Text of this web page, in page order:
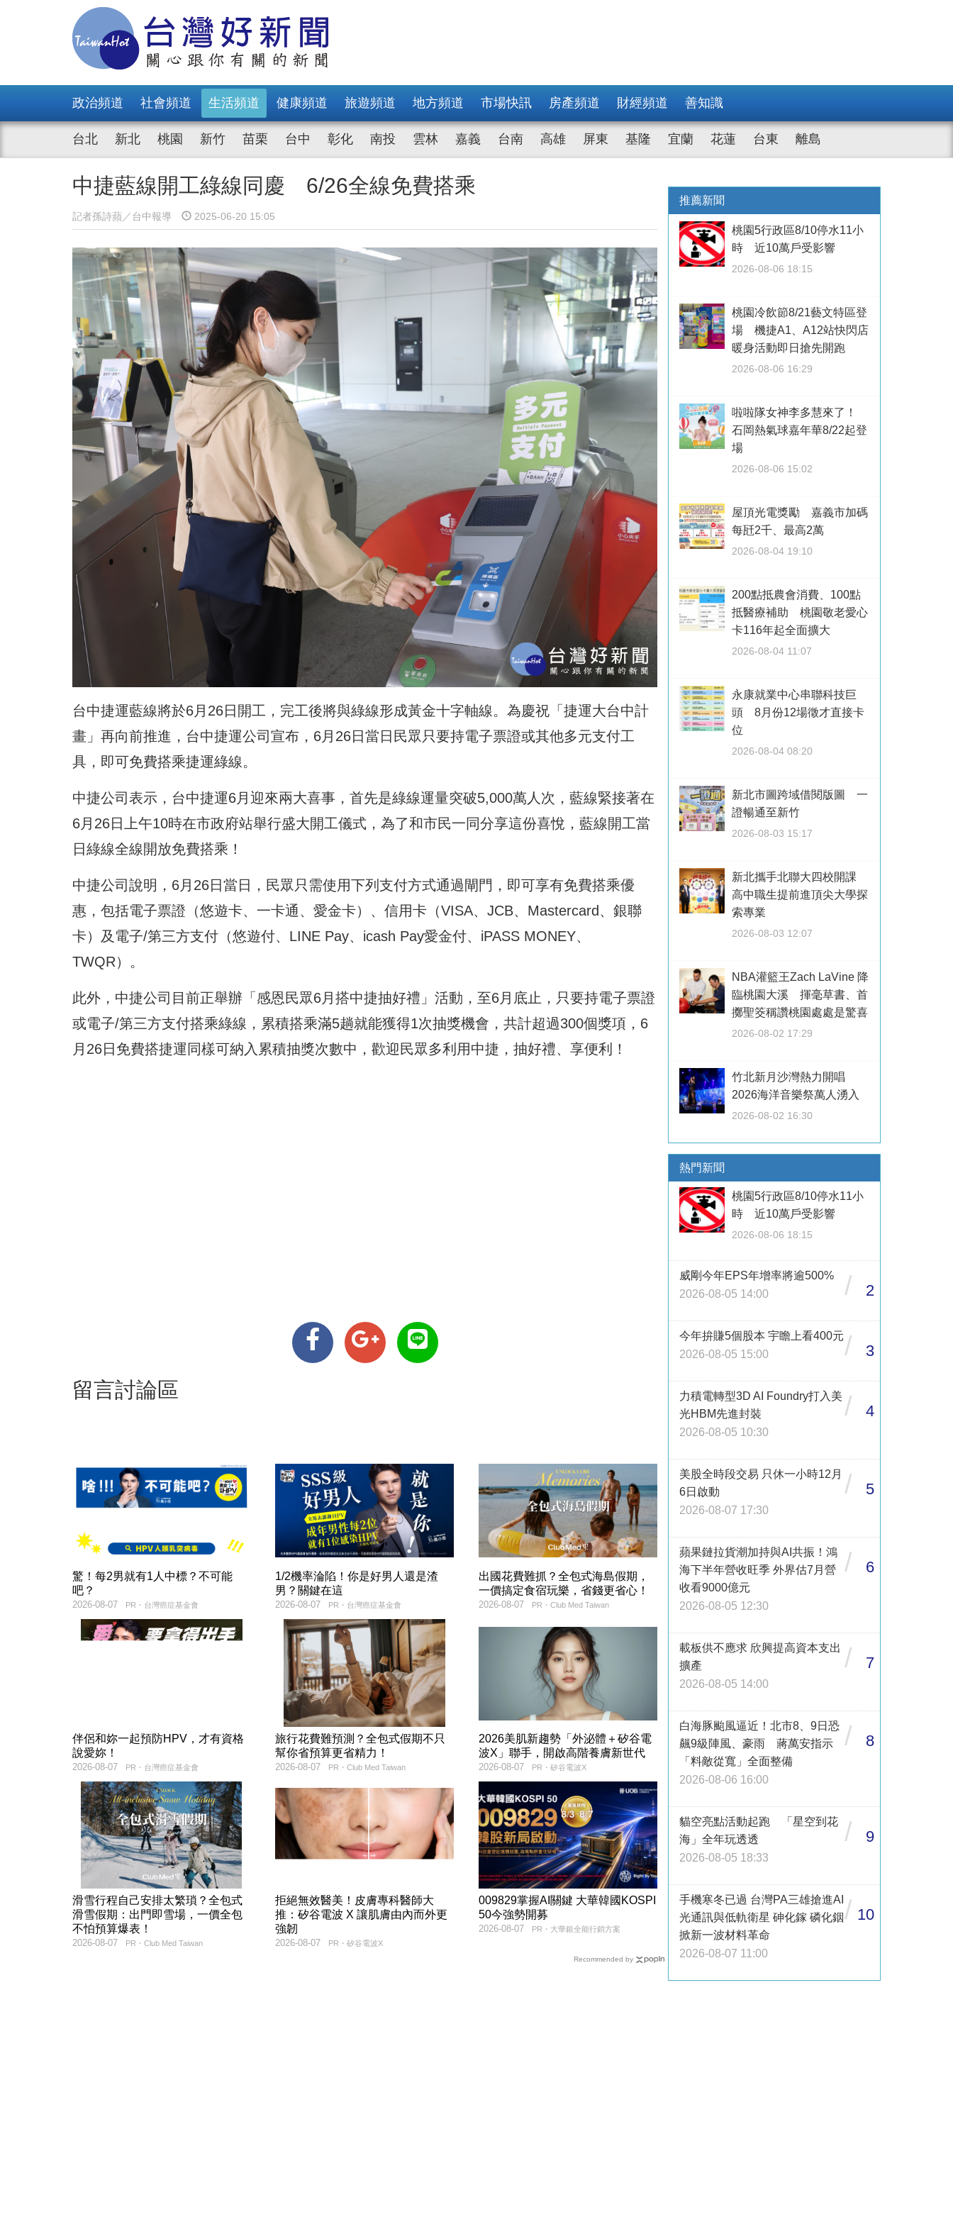
政治頻道 社會頻道 生活頻道 健康頻道 旅遊頻道 地方頻道 市場快訊 房產頻道 財經頻道 善知識
台北 新北 桃園 新竹 苗栗 台中 彰化 南投 雲林 嘉義 台南 高雄 屏東 基隆 宜蘭 花蓮 台東 離島
中捷藍線開工綠線同慶 6/26全線免費搭乘
記者孫詩蘋／台中報導 2025-06-20 15:05
台中捷運藍線將於6月26日開工，完工後將與綠線形成黃金十字軸線。為慶祝「捷運大台中計
畫」再向前推進，台中捷運公司宣布，6月26日當日民眾只要持電子票證或其他多元支付工
具，即可免費搭乘捷運綠線。
中捷公司表示，台中捷運6月迎來兩大喜事，首先是綠線運量突破5,000萬人次，藍線緊接著在
6月26日上午10時在市政府站舉行盛大開工儀式，為了和市民一同分享這份喜悅，藍線開工當
日綠線全線開放免費搭乘！
中捷公司說明，6月26日當日，民眾只需使用下列支付方式通過閘門，即可享有免費搭乘優
惠，包括電子票證（悠遊卡、一卡通、愛金卡）、信用卡（VISA、JCB、Mastercard、銀聯
卡）及電子/第三方支付（悠遊付、LINE Pay、icash Pay愛金付、iPASS MONEY、
TWQR）。
此外，中捷公司目前正舉辦「感恩民眾6月搭中捷抽好禮」活動，至6月底止，只要持電子票證
或電子/第三方支付搭乘綠線，累積搭乘滿5趟就能獲得1次抽獎機會，共計超過300個獎項，6
月26日免費搭捷運同樣可納入累積抽獎次數中，歡迎民眾多利用中捷，抽好禮、享便利！
留言討論區
驚！每2男就有1人中標？不可能
吧？
PR・台灣癌症基金會
2026-08-07
1/2機率淪陷！你是好男人還是渣
男？關鍵在這
PR・台灣癌症基金會
2026-08-07
出國花費難抓？全包式海島假期，
一價搞定食宿玩樂，省錢更省心！
PR・Club Med Taiwan
2026-08-07
伴侶和妳一起預防HPV，才有資格
說愛妳！
PR・台灣癌症基金會
2026-08-07
旅行花費難預測？全包式假期不只
幫你省預算更省精力！
PR・Club Med Taiwan
2026-08-07
2026美肌新趨勢「外泌體＋矽谷電
波X」聯手，開啟高階養膚新世代
PR・矽谷電波X
2026-08-07
滑雪行程自己安排太繁瑣？全包式
滑雪假期：出門即雪場，一價全包
不怕預算爆表！
PR・Club Med Taiwan
2026-08-07
拒絕無效醫美！皮膚專科醫師大
推：矽谷電波 X 讓肌膚由內而外更
強韌
PR・矽谷電波X
2026-08-07
009829掌握AI關鍵 大華韓國KOSPI
50今強勢開募
PR・大華銀全能行銷方案
2026-08-07
Recommended by
推薦新聞
桃園5行政區8/10停水11小
時 近10萬戶受影響
2026-08-06 18:15
桃園冷飲節8/21藝文特區登
場 機捷A1、A12站快閃店
暖身活動即日搶先開跑
2026-08-06 16:29
啦啦隊女神李多慧來了！
石岡熱氣球嘉年華8/22起登
場
2026-08-06 15:02
屋頂光電獎勵 嘉義市加碼
每瓩2千、最高2萬
2026-08-04 19:10
200點抵農會消費、100點
抵醫療補助 桃園敬老愛心
卡116年起全面擴大
2026-08-04 11:07
永康就業中心串聯科技巨
頭 8月份12場徵才直接卡
位
2026-08-04 08:20
新北市圖跨域借閱版圖 一
證暢通至新竹
2026-08-03 15:17
新北攜手北聯大四校開課
高中職生提前進頂尖大學探
索專業
2026-08-03 12:07
NBA灌籃王Zach LaVine 降
臨桃園大溪 揮毫草書、首
擲聖筊稱讚桃園處處是驚喜
2026-08-02 17:29
竹北新月沙灣熱力開唱
2026海洋音樂祭萬人湧入
2026-08-02 16:30
熱門新聞
桃園5行政區8/10停水11小
時 近10萬戶受影響
2026-08-06 18:15
威剛今年EPS年增率將逾500%
2026-08-05 14:00
/ 2
今年拚賺5個股本 宇瞻上看400元
2026-08-05 15:00
/ 3
力積電轉型3D AI Foundry打入美
光HBM先進封裝
2026-08-05 10:30
/ 4
美股全時段交易 只休一小時12月
6日啟動
2026-08-07 17:30
/ 5
蘋果鏈拉貨潮加持與AI共振！鴻
海下半年營收旺季 外界估7月營
收看9000億元
2026-08-05 12:30
/ 6
載板供不應求 欣興提高資本支出
擴產
2026-08-05 14:00
/ 7
白海豚颱風逼近！北市8、9日恐
飆9級陣風、豪雨 蔣萬安指示
「料敵從寬」全面整備
2026-08-06 16:00
/ 8
貓空亮點活動起跑 「星空到花
海」全年玩透透
2026-08-05 18:33
/ 9
手機寒冬已過 台灣PA三雄搶進AI
光通訊與低軌衛星 砷化鎵 磷化銦
掀新一波材料革命
2026-08-07 11:00
/ 10